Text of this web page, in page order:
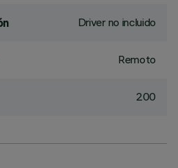
Driver no incluido
Remoto
200